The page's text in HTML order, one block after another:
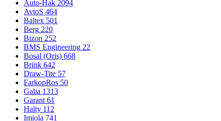
Auto-Hak 2094
AvtoS 464
Baltex 501
Berg 220
Bizon 252
BMS Engineering 22
Bosal (Oris) 668
Brink 642
Draw-Tite 57
FarkopRos 50
Galia 1313
Garant 61
Halty 112
Imiola 741